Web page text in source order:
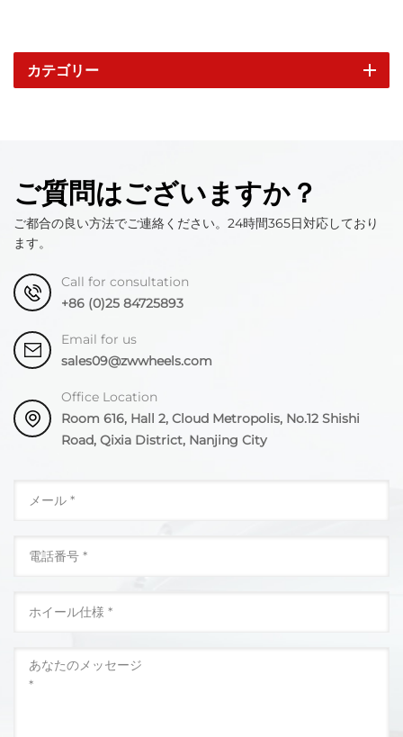
カテゴリー
ご質問はございますか？
ご都合の良い方法でご連絡ください。24時間365日対応しており
ます。
Call for consultation
+86 (0)25 84725893
Email for us
sales09@zwwheels.com
Office Location
Room 616, Hall 2, Cloud Metropolis, No.12 Shishi
Road, Qixia District, Nanjing City